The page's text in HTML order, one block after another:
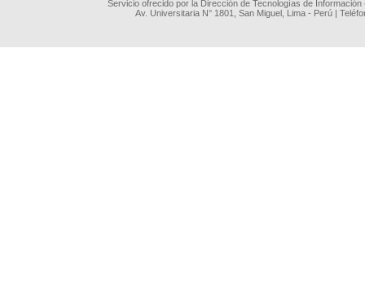
Servicio ofrecido por la Dirección de Tecnologías de
Av. Universitaria N° 1801, San Miguel, Lima - Perú |